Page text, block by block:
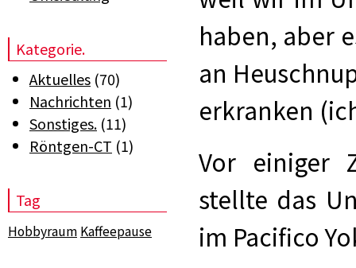
haben, aber
an
erkranken
Vor einiger
stellte das
im Pacifico
Kategorie.
Aktuelles (70)
Nachrichten (1)
Sonstiges. (11)
Röntgen-CT (1)
Tag
Hobbyraum Kaffeepause